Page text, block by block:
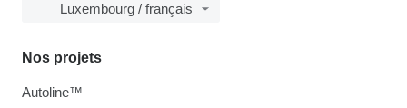
Luxembourg / français
Nos projets
Autoline™